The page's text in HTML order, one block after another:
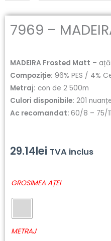
7969 –
MADEIRA Frosted Matt –
Compoziție: 96% PES / 4%
Metraj: con de 2 500m
Culori disponibile: 201
Ac recomandat: 60/8 – 75/11
29.14lei TVA inclus
GROSIMEA AȚEI
METRAJ
Cantitate
MADEIRA
Frosted